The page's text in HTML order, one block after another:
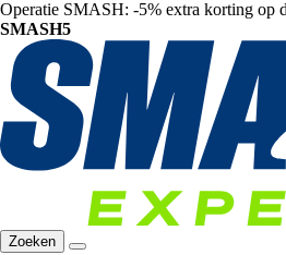
Operatie SMASH: -5% extra korting op
SMASH5
Zoeken